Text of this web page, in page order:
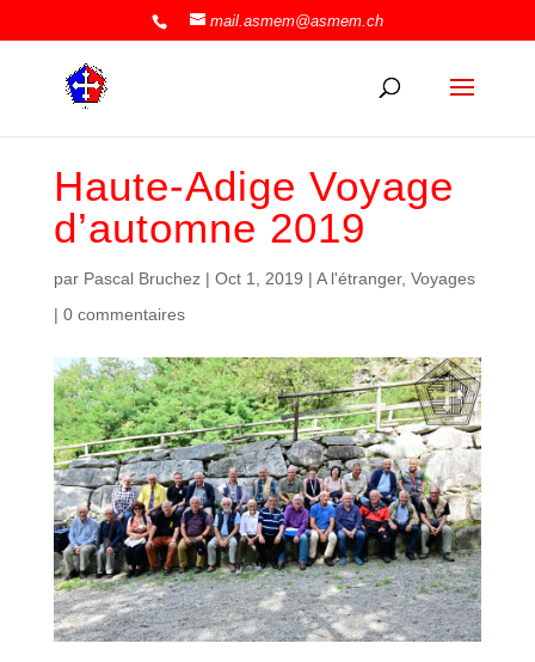
mail.asmem@asmem.ch
Haute-Adige Voyage
d’automne 2019
par Pascal Bruchez| Oct 1, 2019 | A l'étranger, Voyages
| 0 commentaires